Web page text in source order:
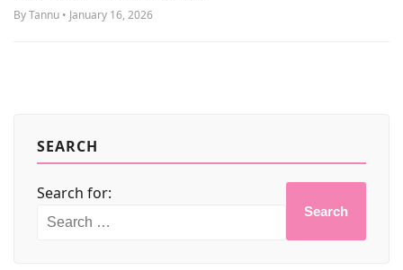
By Tannu • January 16, 2026
SEARCH
Search for:
Search